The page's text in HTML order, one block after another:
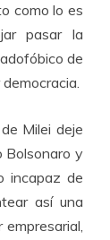
como lo es
pasar la
de
Milei deje
Bolsonaro y
incapaz de
así una